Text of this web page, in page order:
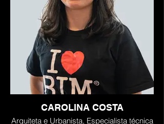
CAROLINA COSTA
Arquiteta e Urbanista, Especialista técnica